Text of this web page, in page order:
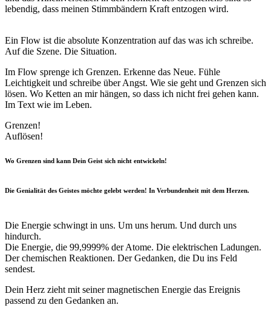
lebendig, dass meinen Stimmbändern Kraft entzogen wird.
Ein Flow ist die absolute Konzentration auf das was ich schreibe.
Auf die Szene. Die Situation.
Im Flow sprenge ich Grenzen. Erkenne das Neue. Fühle
Leichtigkeit und schreibe über Angst. Wie sie geht und Grenzen sich
lösen. Wo Ketten an mir hängen, so dass ich nicht frei gehen kann.
Im Text wie im Leben.
Grenzen!
Auflösen!
Wo Grenzen sind kann Dein Geist sich nicht entwickeln!
Die Genialität des Geistes möchte gelebt werden! In Verbundenheit mit dem Herzen.
Die Energie schwingt in uns. Um uns herum. Und durch uns
hindurch.
Die Energie, die 99,9999% der Atome. Die elektrischen Ladungen.
Der chemischen Reaktionen. Der Gedanken, die Du ins Feld
sendest.
Dein Herz zieht mit seiner magnetischen Energie das Ereignis
passend zu den Gedanken an.